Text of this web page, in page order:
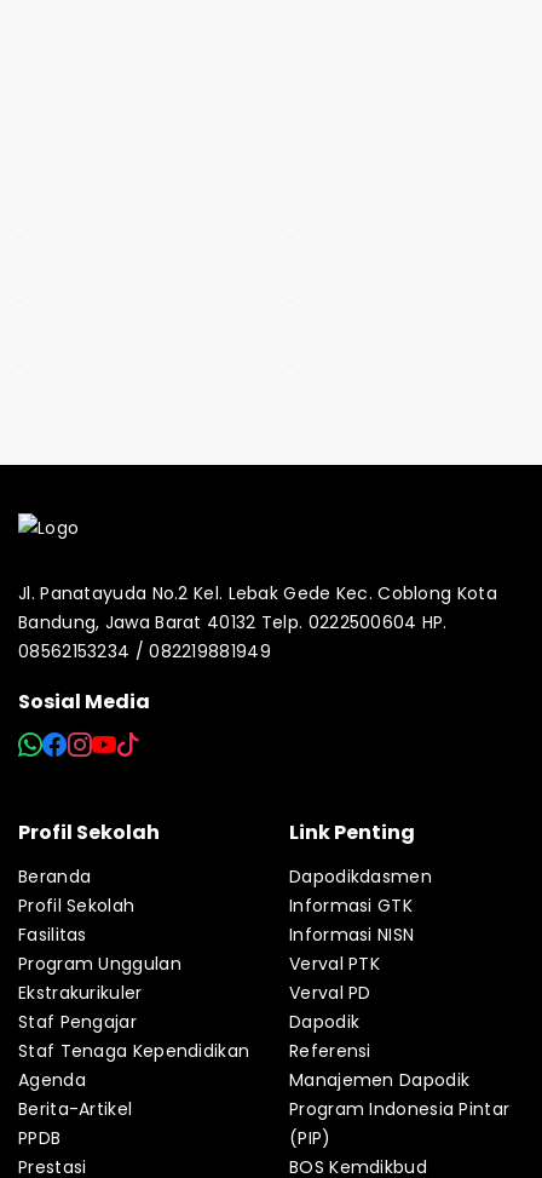
Jl. Panatayuda No.2 Kel. Lebak Gede Kec. Coblong Kota
Bandung, Jawa Barat 40132 Telp. 0222500604 HP.
08562153234 / 082219881949
Sosial Media
Profil Sekolah
Beranda
Profil Sekolah
Fasilitas
Program Unggulan
Ekstrakurikuler
Staf Pengajar
Staf Tenaga Kependidikan
Agenda
Berita-Artikel
PPDB
Prestasi
Link Penting
Dapodikdasmen
Informasi GTK
Informasi NISN
Verval PTK
Verval PD
Dapodik
Referensi
Manajemen Dapodik
Program Indonesia Pintar
(PIP)
BOS Kemdikbud